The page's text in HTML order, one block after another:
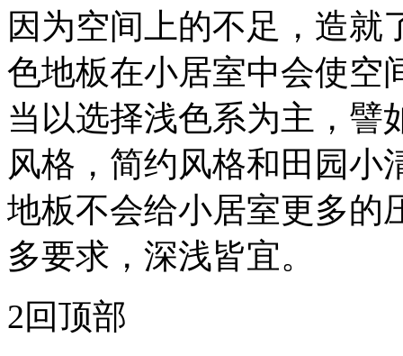
因为空间上的不足，造就
色地板在小居室中会使空
当以选择浅色系为主，譬
风格，简约风格和田园小
地板不会给小居室更多的
多要求，深浅皆宜。
2回顶部